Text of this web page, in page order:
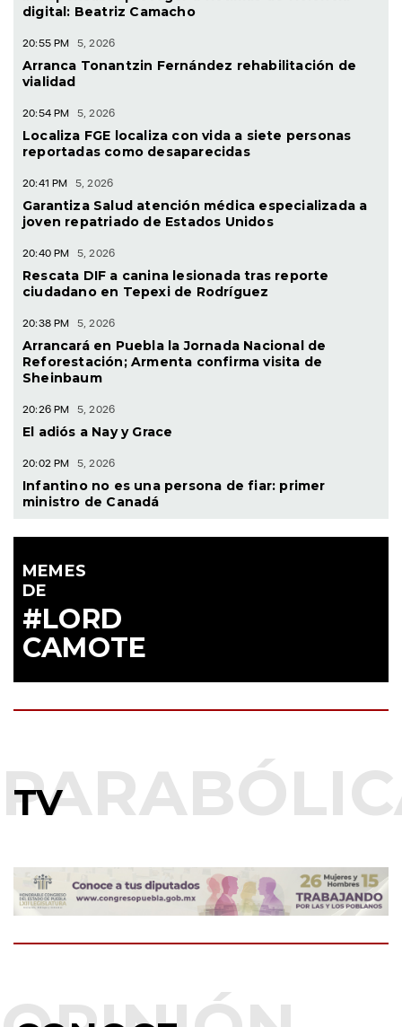
digital: Beatriz Camacho
20:55 PM 5, 2026
Arranca Tonantzin Fernández rehabilitación de
vialidad
20:54 PM 5, 2026
Localiza FGE localiza con vida a siete personas
reportadas como desaparecidas
20:41 PM 5, 2026
Garantiza Salud atención médica especializada a
joven repatriado de Estados Unidos
20:40 PM 5, 2026
Rescata DIF a canina lesionada tras reporte
ciudadano en Tepexi de Rodríguez
20:38 PM 5, 2026
Arrancará en Puebla la Jornada Nacional de
Reforestación; Armenta confirma visita de
Sheinbaum
20:26 PM 5, 2026
El adiós a Nay y Grace
20:02 PM 5, 2026
Infantino no es una persona de fiar: primer
ministro de Canadá
MEMES
DE
#LORD
CAMOTE
TV